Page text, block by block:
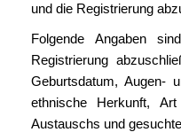
und die Registrierung
Folgende Angaben
Registrierung
Geburtsdatum, Augen-
ethnische Herkunft,
Austauschs und